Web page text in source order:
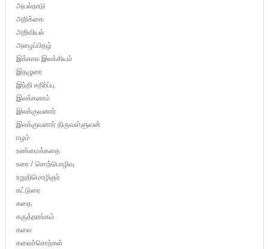
அயல்நாடு
அறிக்கை
அறிவியல்
அழைப்பிதழ்
இக்கால இலக்கியம்
இதழுரை
இந்தி எதிர்ப்பு
இலக்கணம்
இலக்குவனார்
இலக்குவனார் திருவள்ளுவன்
ஈழம்
உண்மைக்கதை
உரை / சொற்பொழிவு
உறுதிமொழிஞர்
கட்டுரை
கதை
கருத்தரங்கம்
கலை
கலைச்சொற்கள்